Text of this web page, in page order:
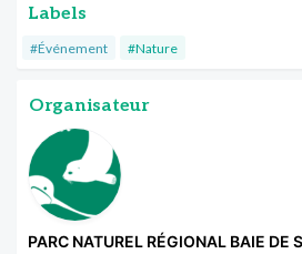
Labels
#Événement #Nature
Organisateur
PARC NATUREL RÉGIONAL BAIE DE